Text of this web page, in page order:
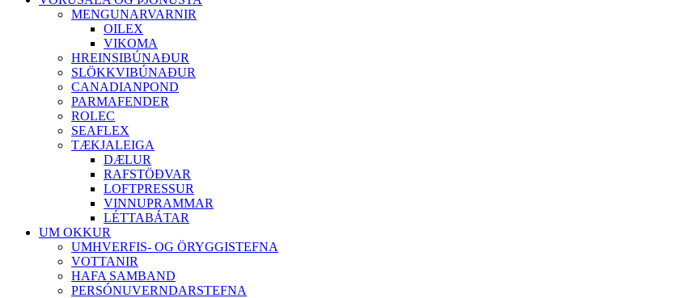
MENGUNARVARNIR
OILEX
VIKOMA
HREINSIBÚNAÐUR
SLÖKKVIBÚNAÐUR
CANADIANPOND
PARMAFENDER
ROLEC
SEAFLEX
TÆKJALEIGA
DÆLUR
RAFSTÖÐVAR
LOFTPRESSUR
VINNUPRAMMAR
LÉTTABÁTAR
UM OKKUR
UMHVERFIS- OG ÖRYGGISTEFNA
VOTTANIR
HAFA SAMBAND
PERSÓNUVERNDARSTEFNA